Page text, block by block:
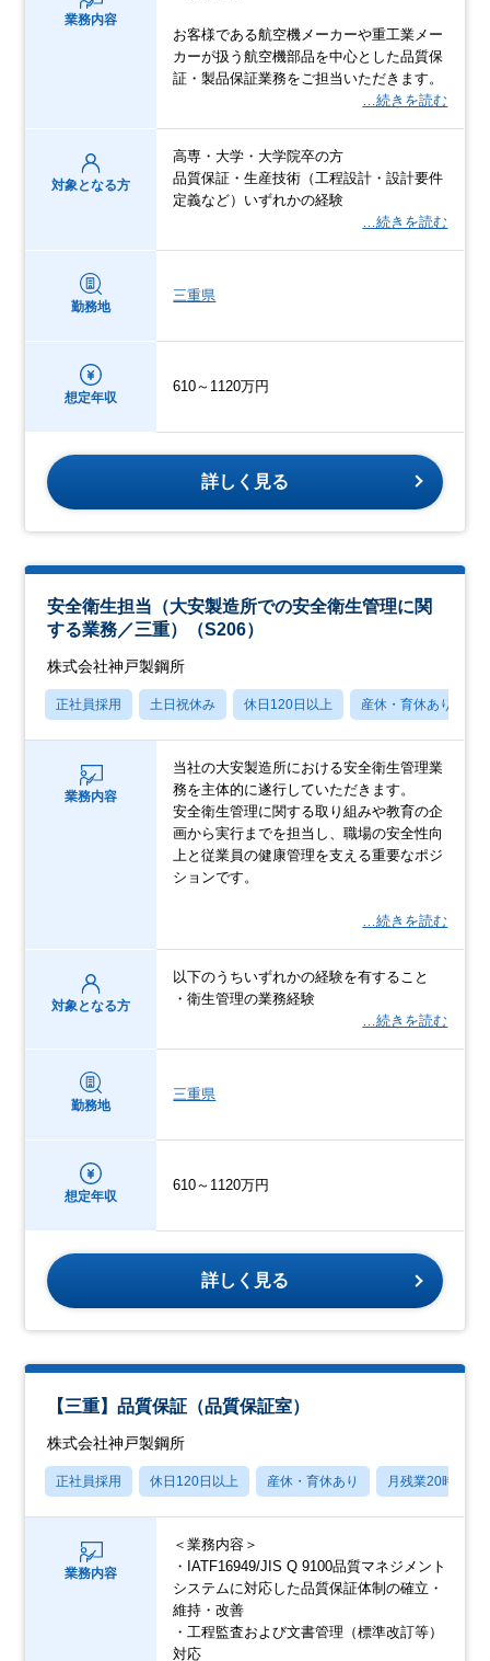
業務内容
お客様である航空機メーカーや重工業メー
カーが扱う航空機部品を中心とした品質保
証・製品保証業務をご担当いただきます。
…続きを読む
対象となる方
高専・大学・大学院卒の方
品質保証・生産技術（工程設計・設計要件
定義など）いずれかの経験
…続きを読む
勤務地
三重県
想定年収
610～1120万円
詳しく見る
安全衛生担当（大安製造所での安全衛生管理に関
する業務／三重）（S206）
株式会社神戸製鋼所
正社員採用 土日祝休み 休日120日以上 産休・育休あり
業務内容
当社の大安製造所における安全衛生管理業
務を主体的に遂行していただきます。
安全衛生管理に関する取り組みや教育の企
画から実行までを担当し、職場の安全性向
上と従業員の健康管理を支える重要なポジ
ションです。
…続きを読む
対象となる方
以下のうちいずれかの経験を有すること
・衛生管理の業務経験
…続きを読む
勤務地
三重県
想定年収
610～1120万円
詳しく見る
【三重】品質保証（品質保証室）
株式会社神戸製鋼所
正社員採用 休日120日以上 産休・育休あり 月残業20時間以
業務内容
＜業務内容＞
・IATF16949/JIS Q 9100品質マネジメント
システムに対応した品質保証体制の確立・
維持・改善
・工程監査および文書管理（標準改訂等）
対応